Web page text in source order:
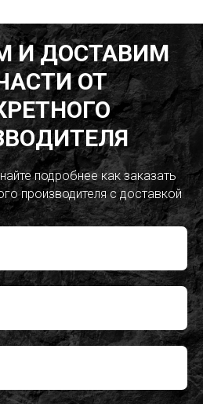
И ДОСТАВИМ
ОТ
подробнее как заказать
производителя с доставкой